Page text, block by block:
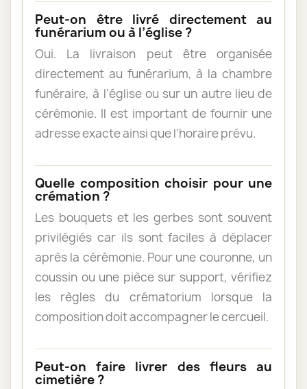
Peut-on être livré directement au
funérarium ou à l’église ?
Oui. La livraison peut être organisée
directement au funérarium, à la chambre
funéraire, à l’église ou sur un autre lieu de
cérémonie. Il est important de fournir une
adresse exacte ainsi que l’horaire prévu.
Quelle composition choisir pour une
crémation ?
Les bouquets et les gerbes sont souvent
privilégiés car ils sont faciles à déplacer
après la cérémonie. Pour une couronne, un
coussin ou une pièce sur support, vérifiez
les règles du crématorium lorsque la
composition doit accompagner le cercueil.
Peut-on faire livrer des fleurs au
cimetière ?